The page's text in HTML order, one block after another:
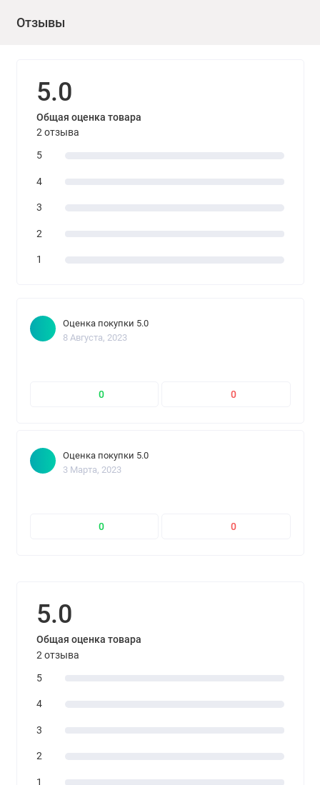
Отзывы
5.0
Общая оценка товара
2 отзыва
5
4
3
2
1
Оценка покупки 5.0
8 Августа, 2023
0 0
Оценка покупки 5.0
3 Марта, 2023
0 0
5.0
Общая оценка товара
2 отзыва
5
4
3
2
1